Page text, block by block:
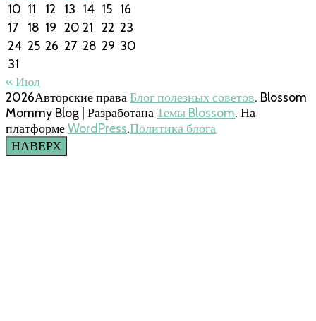
10 11 12 13 14 15 16
17
18 19 20 21 22 23
24 25 26 27 28 29 30
31
« Июл
2026Авторские праваБлог полезных советов. Blossom
Mommy Blog | РазработанаТемы Blossom. На
платформеWordPress.Политика блога
НАВЕРХ